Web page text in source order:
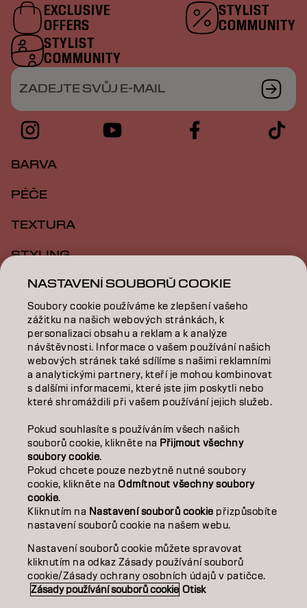
EXCLUSIVE
OFFERS
STYLIST
COMMUNITY
STYLIST
COMMUNITY
ZADEJTE SVŮJ E-MAIL
BARVA
PÉČE
TEXTURA
STYLING
INSPIRACE
VZDĚLÁVÁNÍ
O NÁS
SALON FINDER
STAŇTE SE PARTNEREM
KONTAKTUJTE NÁS
KontaktZásady ochrany osobních údajů
Zásady používání souborů cookie
Podmínky použití
Přístupnost
Závazek k udržitelnosti
CZ | CZECH
NASTAVENÍ SOUBORŮ COOKIE
Soubory cookie používáme ke zlepšení vašeho
zážitku na našich webových stránkách, k
personalizaci obsahu a reklam a k analýze
návštěvnosti. Informace o vašem používání našich
webových stránek také sdílíme s našimi reklamními
a analytickými partnery, kteří je mohou kombinovat
s dalšími informacemi, které jste jim poskytli nebo
které shromáždili při vašem používání jejich služeb.
Pokud souhlasíte s používáním všech našich
souborů cookie, klikněte na Přijmout všechny
soubory cookie.
Pokud chcete pouze nezbytně nutné soubory
cookie, klikněte naOdmítnout všechny soubory
cookie.
Kliknutím na Nastavení souborů cookie přizpůsobíte
nastavení souborů cookie na našem webu.
Nastavení souborů cookie můžete spravovat
kliknutím na odkaz Zásady používání souborů
cookie/Zásady ochrany osobních údajů v patičce.
Zásady používání souborů cookie Otisk